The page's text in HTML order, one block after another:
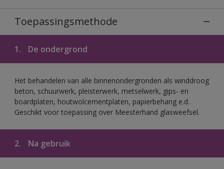
Toepassingsmethode
1. De ondergrond
Het behandelen van alle binnenondergronden als winddroog
beton, schuurwerk, pleisterwerk, metselwerk, gips- en
boardplaten, houtwolcementplaten, papierbehang e.d.
Geschikt voor toepassing over Meesterhand glasweefsel.
2. Na gebruik